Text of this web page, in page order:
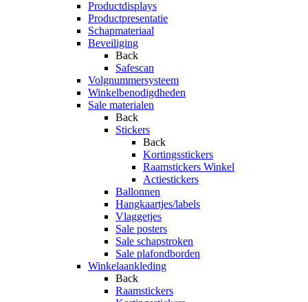
Productdisplays
Productpresentatie
Schapmateriaal
Beveiliging
Back
Safescan
Volgnummersysteem
Winkelbenodigdheden
Sale materialen
Back
Stickers
Back
Kortingsstickers
Raamstickers Winkel
Actiestickers
Ballonnen
Hangkaartjes/labels
Vlaggetjes
Sale posters
Sale schapstroken
Sale plafondborden
Winkelaankleding
Back
Raamstickers